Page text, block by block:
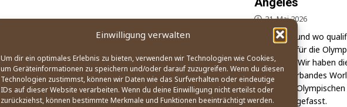
Einwilligung verwalten
Um dir ein optimales Erlebnis zu bieten, verwenden wir Technologien wie Cookies,
um Geräteinformationen zu speichern und/oder darauf zuzugreifen. Wenn du diesen
Technologien zustimmst, können wir Daten wie das Surfverhalten oder eindeutige
IDs auf dieser Website verarbeiten. Wenn du deine Einwilligung nicht erteilst oder
zurückziehst, können bestimmte Merkmale und Funktionen beeinträchtigt werden.
21. Mai 2026
Wie, wann und wo
und Boxer für die
Ange­les? – Wir haben
des Welt­ver­ban­des
na­tio­na­les
zusammengefasst.